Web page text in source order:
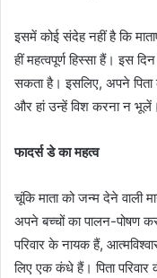
इसमें कोई संदेह नहीं है कि
हीं महत्वपूर्ण हिस्सा हैं। इस
सकता है। इसलिए, अपने
और हां उन्हें विश करना न भूलें।
फादर्स डे का महत्व
चूंकि माता को जन्म देने वाली
अपने बच्चों का पालन-पोषण
परिवार के नायक हैं,
लिए एक कंधे हैं। पिता परिवार